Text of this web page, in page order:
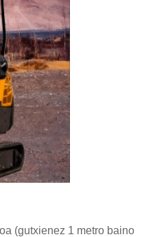
(gutxienez 1 metro baino